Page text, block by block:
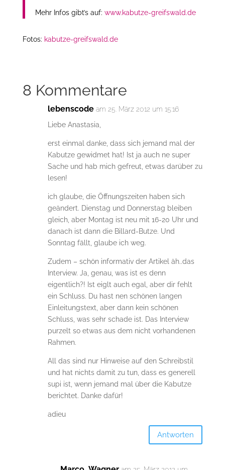
Mehr Infos gibt’s auf: www.kabutze-greifswald.de
Fotos: kabutze-greifswald.de
8 Kommentare
lebenscode am 25. März 2012 um 15:16
Liebe Anastasia,
erst einmal danke, dass sich jemand mal der
Kabutze gewidmet hat! Ist ja auch ne super
Sache und hab mich gefreut, etwas darüber zu
lesen!
ich glaube, die Öffnungszeiten haben sich
geändert. Dienstag und Donnerstag bleiben
gleich, aber Montag ist neu mit 16-20 Uhr und
danach ist dann die Billard-Butze. Und
Sonntag fällt, glaube ich weg.
Zudem – schön informativ der Artikel äh..das
Interview. Ja, genau, was ist es denn
eigentlich?! Ist eiglt auch egal, aber dir fehlt
ein Schluss. Du hast nen schönen langen
Einleitungstext, aber dann kein schönen
Schluss, was sehr schade ist. Das Interview
purzelt so etwas aus dem nicht vorhandenen
Rahmen.
All das sind nur Hinweise auf den Schreibstil
und hat nichts damit zu tun, dass es generell
supi ist, wenn jemand mal über die Kabutze
berichtet. Danke dafür!
adieu
Antworten